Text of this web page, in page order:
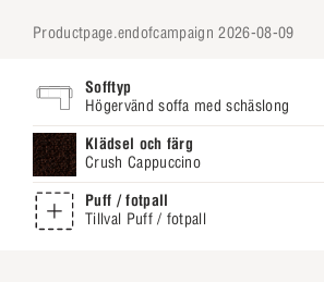
productpage.endofcampaign 2026-08-09
Sofftyp
Högervänd soffa med schäslong
Klädsel och färg
Crush Cappuccino
Puff / fotpall
Tillval Puff / fotpall